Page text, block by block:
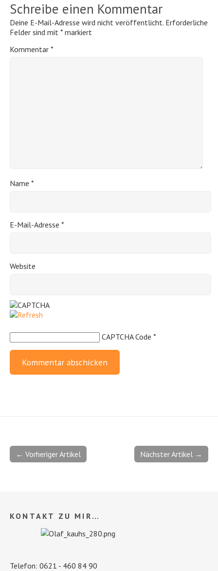
Schreibe einen Kommentar
Deine E-Mail-Adresse wird nicht veröffentlicht. Erforderliche
Felder sind mit * markiert
Kommentar *
Name *
E-Mail-Adresse *
Website
CAPTCHA Code *
Nächster Artikel →
← Vorheriger Artikel
KONTAKT ZU MIR…
Telefon: 0621 - 460 84 90